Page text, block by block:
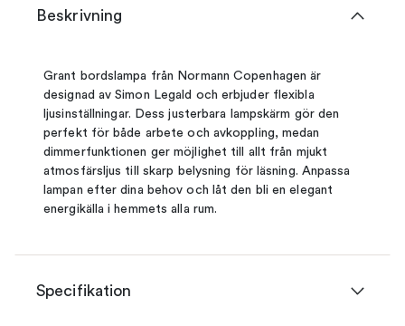
Beskrivning
Grant bordslampa från Normann Copenhagen är
designad av Simon Legald och erbjuder flexibla
ljusinställningar. Dess justerbara lampskärm gör den
perfekt för både arbete och avkoppling, medan
dimmerfunktionen ger möjlighet till allt från mjukt
atmosfärsljus till skarp belysning för läsning. Anpassa
lampan efter dina behov och låt den bli en elegant
energikälla i hemmets alla rum.
Specifikation